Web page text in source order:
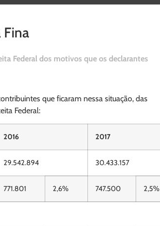
Fina
Federal dos motivos que os declarantes
que ficaram nessa situação, das
Federal:
2016 2017
29.542.894 30.433.157
771.801 2,6% 747.500 2,5%